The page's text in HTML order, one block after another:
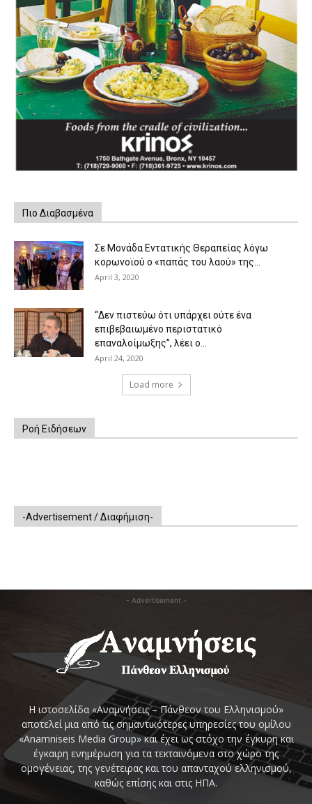
Πιο Διαβασμένα
Σε Μονάδα Εντατικής Θεραπείας λόγω
κορωνοϊού ο «παπάς του λαού» της...
April 3, 2020
“Δεν πιστεύω ότι υπάρχει ούτε ένα
επιβεβαιωμένο περιστατικό
επαναλοίμωξης”, λέει ο...
April 24, 2020
Load more
Ροή Ειδήσεων
-Advertisement / Διαφήμιση-
- Advertisement -
Η ιστοσελίδα «Αναμνήσεις – Πάνθεον του Ελληνισμού»
αποτελεί μια από τις σημαντικότερες υπηρεσίες του ομίλου
«Anamniseis Media Group» και έχει ως στόχο την έγκυρη και
έγκαιρη ενημέρωση για τα τεκταινόμενα στο χώρο της
ομογένειας, της γενέτειρας και του απανταχού ελληνισμού,
καθώς επίσης και στις ΗΠΑ.